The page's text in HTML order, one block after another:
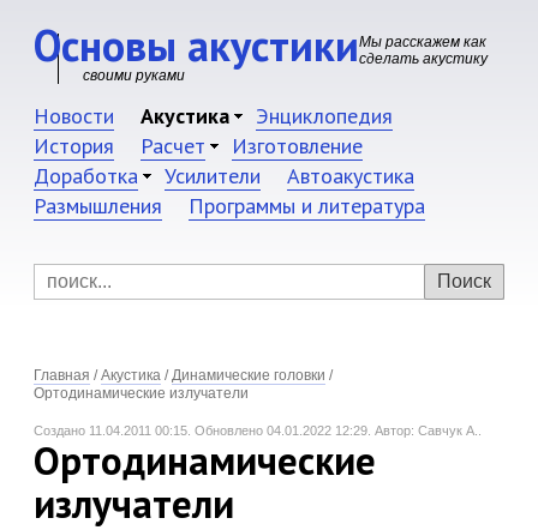
Основы акустикиМы расскажем как
сделать акустику
своими руками
Новости Акустика
Энциклопедия
История
Расчет
Изготовление
Доработка
Усилители
Автоакустика
Размышления
Программы и литература
Главная / Акустика / Динамические головки /
Ортодинамические излучатели
Создано 11.04.2011 00:15. Обновлено 04.01.2022 12:29. Автор: Савчук А..
Ортодинамические
излучатели